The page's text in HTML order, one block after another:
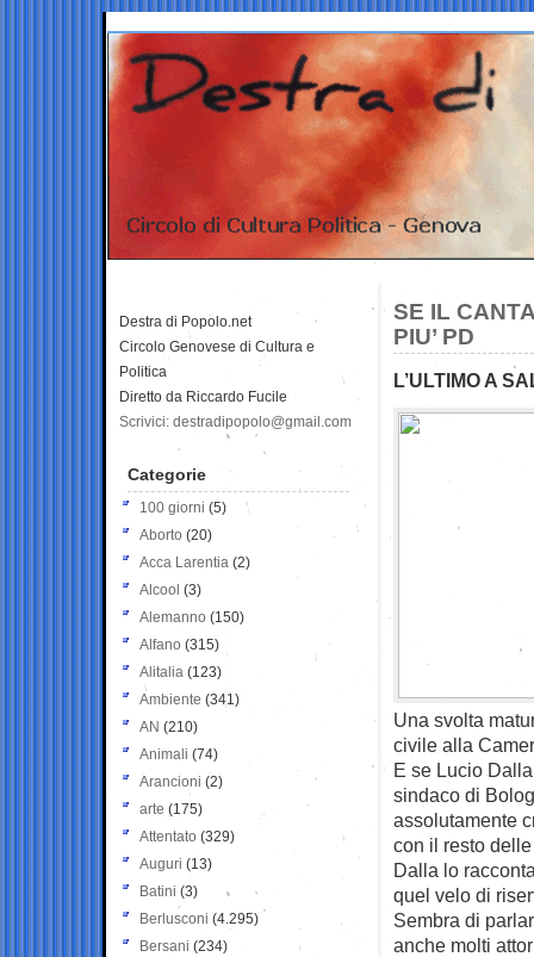
SE IL
PIU’ PD
L’ULTIMO A
Una svolta
civile alla
E se Lucio
sindaco di
assolutamente
con il resto
Dalla lo
quel velo di
Sembra di
anche molti
Destra di Popolo.net
Circolo Genovese di Cultura e
Politica
Diretto da Riccardo Fucile
Scrivici: destradipopolo@gmail.com
Categorie
100 giorni (5)
Aborto (20)
Acca Larentia (2)
Alcool (3)
Alemanno (150)
Alfano (315)
Alitalia (123)
Ambiente (341)
AN (210)
Animali (74)
Arancioni (2)
arte (175)
Attentato (329)
Auguri (13)
Batini (3)
Berlusconi (4.295)
Bersani (234)